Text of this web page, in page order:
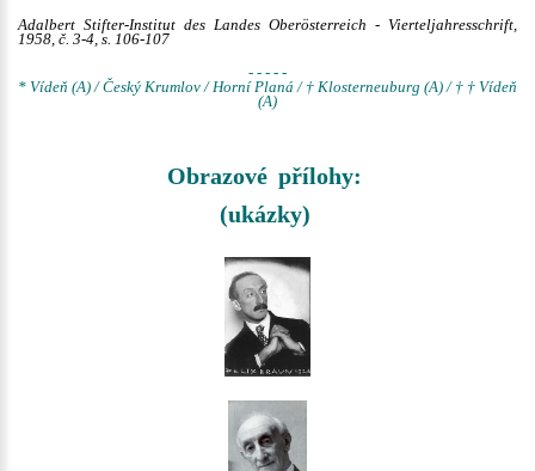
Adalbert Stifter-Institut des Landes Oberösterreich - Vierteljahresschrift,
1958, č. 3-4, s. 106-107
- - - - -
* Vídeň (A) / Český Krumlov / Horní Planá / † Klosterneuburg (A) / † † Vídeň
(A)
Obrazové přílohy:
(ukázky)